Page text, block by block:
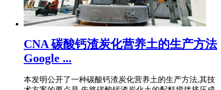
CNA 碳酸钙渣炭化营养土的生产方法
Google ...
本发明公开了一种碳酸钙渣炭化营养土的生产方法,其技